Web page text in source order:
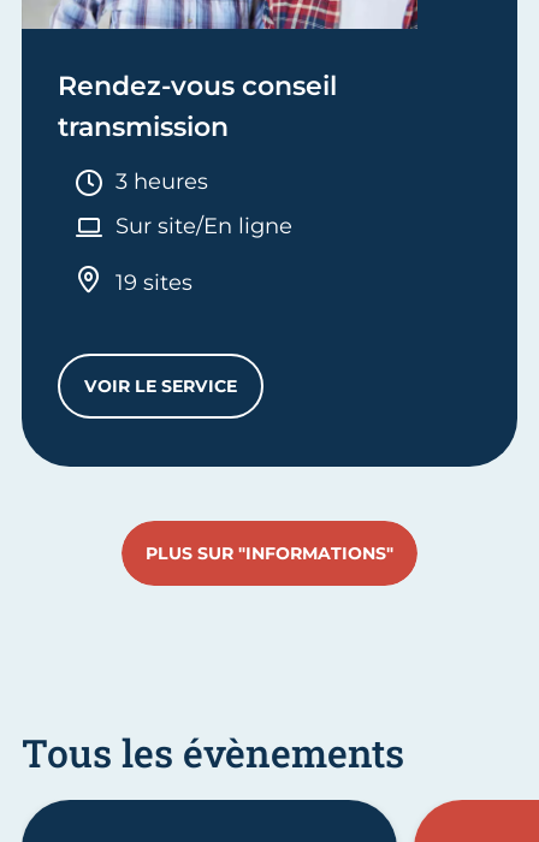
Rendez-vous conseil
transmission
Durée :
3 heures
Sur site/En ligne
19 sites
VOIR LE SERVICERENDEZ-VOUS CONSEIL TRANSMISSION
PLUS SUR "INFORMATIONS"
Tous les évènements